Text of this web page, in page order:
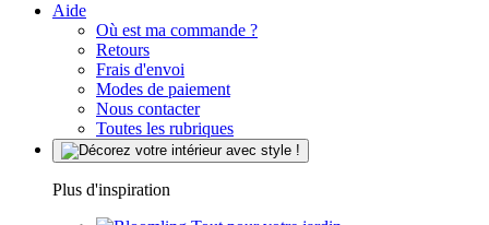
Aide
Où est ma commande ?
Retours
Frais d'envoi
Modes de paiement
Nous contacter
Toutes les rubriques
Plus d'inspiration